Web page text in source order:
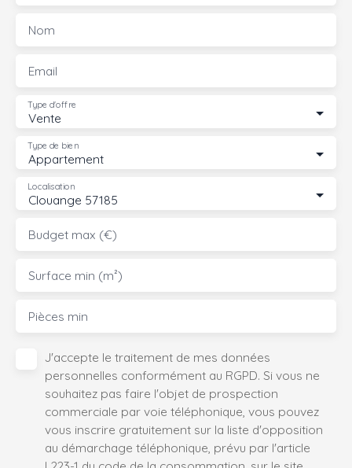
Nom
Email
Vente
Type d'offre
Appartement
Type de bien
Clouange 57185
Localisation
Budget max (€)
Surface min (m²)
Pièces min
J'accepte le traitement de mes données
personnelles conformément au RGPD. Si vous ne
souhaitez pas faire l'objet de prospection
commerciale par voie téléphonique, vous pouvez
vous inscrire gratuitement sur la liste d'opposition
au démarchage téléphonique, prévu par l'article